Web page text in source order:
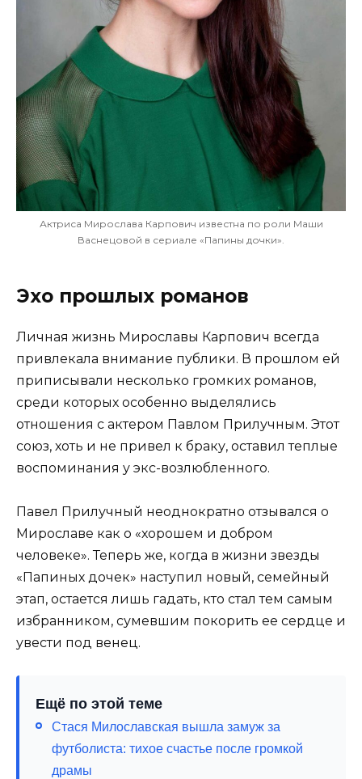
Актриса Мирослава Карпович известна по роли Маши
Васнецовой в сериале «Папины дочки».
Эхо прошлых романов
Личная жизнь Мирославы Карпович всегда
привлекала внимание публики. В прошлом ей
приписывали несколько громких романов,
среди которых особенно выделялись
отношения с актером Павлом Прилучным. Этот
союз, хоть и не привел к браку, оставил теплые
воспоминания у экс-возлюбленного.
Павел Прилучный неоднократно отзывался о
Мирославе как о «хорошем и добром
человеке». Теперь же, когда в жизни звезды
«Папиных дочек» наступил новый, семейный
этап, остается лишь гадать, кто стал тем самым
избранником, сумевшим покорить ее сердце и
увести под венец.
Ещё по этой теме
Стася Милославская вышла замуж за
футболиста: тихое счастье после громкой
драмы